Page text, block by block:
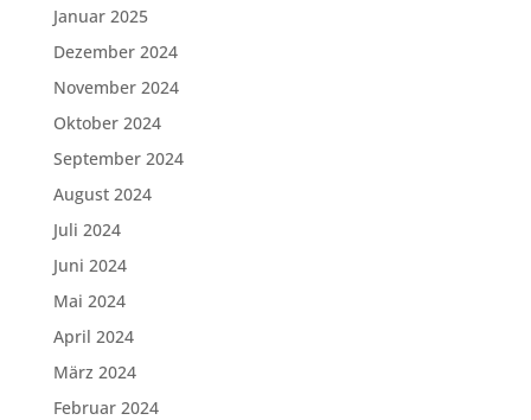
Januar 2025
Dezember 2024
November 2024
Oktober 2024
September 2024
August 2024
Juli 2024
Juni 2024
Mai 2024
April 2024
März 2024
Februar 2024